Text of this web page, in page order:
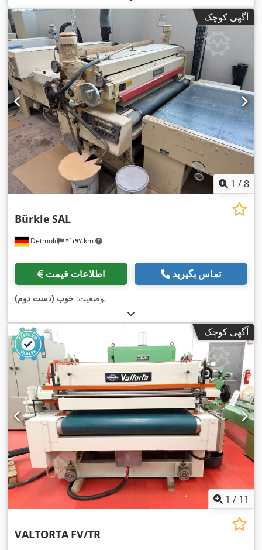
آگهی کوچک
1 /8
Detmold ۴٬۱۹۷ km
Bürkle SAL
اطلاعات قیمت تماس بگیرید
وضعیت: خوب (دست دوم) ,
آگهی کوچک
1 / 11
VALTORTA FV/TR